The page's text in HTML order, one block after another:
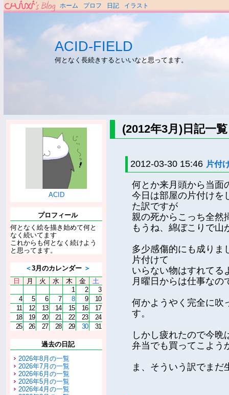
ホーム プロフ 日記 イラスト
ACID-FIELD
何となく長続きするといいなと思ってます。
ACID
プロフィール
何となく絵を描き始めて何と
なく続いてます
これからも何となく続けよう
と思ってます。
＜3月のカレンダー ＞
日
月 火 水 木 金
土
1
2
3
4
5 6 7 8 9
10
11
12 13 14 15 16
17
18
19 20 21 22 23
24
25
26 27 28 29 30 31
過去の日記
2026年8月の一覧
2026年7月の一覧
2026年6月の一覧
2026年5月の一覧
2026年4月の一覧
(2012年3月)日記一覧
2012-03-30 15:46 片付
何とか来月頭から当面
今日は部屋の片付けを
た訳ですが
親の死からこっち全然
もうね、綿ぼこりで山
多少感傷的にも成りま
片付けて
いらない物はすれてる
月曜日からは仕事なの
何かようやく完全に吹
す。
しかし疲れたので今晩
弁当でも買ってこよう
ま、そういう訳でまだ